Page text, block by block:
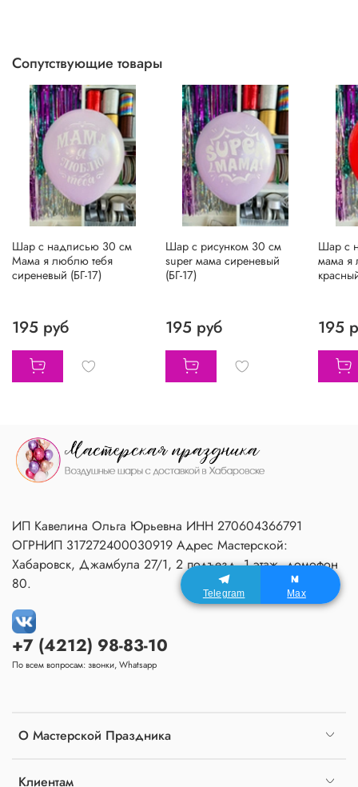
Сопутствующие товары
Шар с надписью 30 см
Мама я люблю тебя
сиреневый (БГ-17)
195 руб
Шар с рисунком 30 см
super мама сиреневый
(БГ-17)
195 руб
Шар с
мама я
195
О Мастерской Праздника
Клиентам
+7 (4212) 98-83-10
По всем вопросам: звонки, Whatsapp
ИП Кавелина Ольга Юрьевна ИНН 270604366791
ОГРНИП 317272400030919 Адрес Мастерской:
Хабаровск, Джамбула 27/1, 2 подъезд, 1 этаж, домофон
80.
Telegram Max